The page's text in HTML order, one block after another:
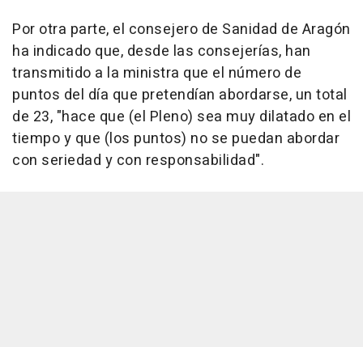
Por otra parte, el consejero de Sanidad de Aragón
ha indicado que, desde las consejerías, han
transmitido a la ministra que el número de
puntos del día que pretendían abordarse, un total
de 23, "hace que (el Pleno) sea muy dilatado en el
tiempo y que (los puntos) no se puedan abordar
con seriedad y con responsabilidad".